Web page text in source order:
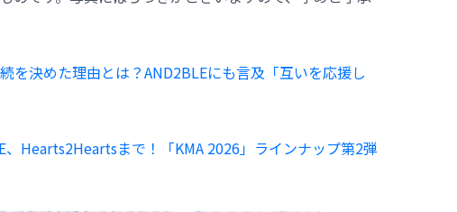
を決めた理由とは？AND2BLEにも言及「互いを応援し
、Hearts2Heartsまで！「KMA 2026」ラインナップ第2弾